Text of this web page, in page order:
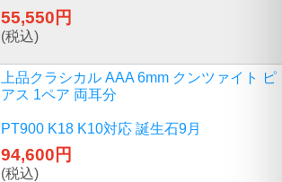
55,550円
(税込)
上品クラシカル AAA 6mm クンツァイト ピ
アス 1ペア 両耳分
PT900 K18 K10対応 誕生石9月
94,600円
(税込)